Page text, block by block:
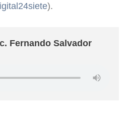
).
Fernando Salvador